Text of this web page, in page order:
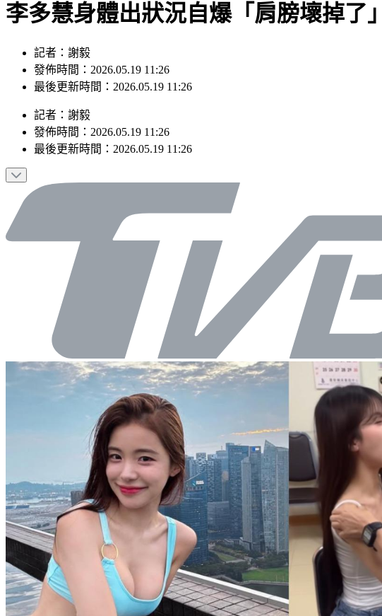
李多慧身體出狀況自爆「肩膀壞掉
記者：謝毅
發佈時間：2026.05.19 11:26
最後更新時間：2026.05.19 11:26
記者 ： 謝毅
發佈時間： 2026.05.19 11:26
最後更新時間： 2026.05.19 11:26